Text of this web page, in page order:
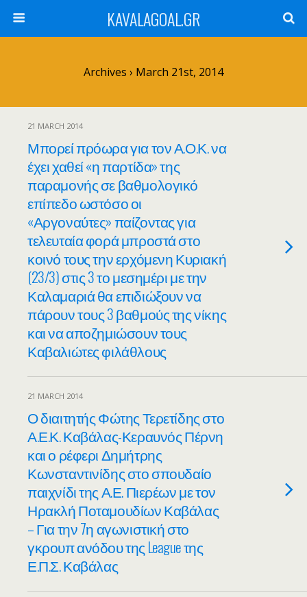
KAVALAGOAL.GR
Archives › March 21st, 2014
21 MARCH 2014
Μπορεί πρόωρα για τον Α.Ο.Κ. να
έχει χαθεί «η παρτίδα» της
παραμονής σε βαθμολογικό
επίπεδο ωστόσο οι
«Αργοναύτες» παίζοντας για
τελευταία φορά μπροστά στο
κοινό τους την ερχόμενη Κυριακή
(23/3) στις 3 το μεσημέρι με την
Καλαμαριά θα επιδιώξουν να
πάρουν τους 3 βαθμούς της νίκης
και να αποζημιώσουν τους
Καβαλιώτες φιλάθλους
21 MARCH 2014
Ο διαιτητής Φώτης Τερετίδης στο
Α.Ε.Κ. Καβάλας-Κεραυνός Πέρνη
και ο ρέφερι Δημήτρης
Κωνσταντινίδης στο σπουδαίο
παιχνίδι της Α.Ε. Πιερέων με τον
Ηρακλή Ποταμουδίων Καβάλας
– Για την 7η αγωνιστική στο
γκρουπ ανόδου της League της
Ε.Π.Σ. Καβάλας